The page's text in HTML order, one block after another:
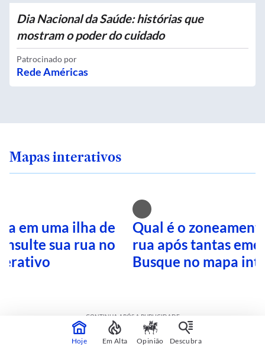
Dia Nacional da Saúde: histórias que
mostram o poder do cuidado
Patrocinado por
Rede Américas
Mapas interativos
em uma ilha de
sua rua no
Qual é o
rua após tantas
Busque no mapa
CONTINUA APÓS A PUBLICIDADE
Hoje Em Alta Opinião Descubra